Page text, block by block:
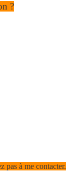
?
pas à me contacter.